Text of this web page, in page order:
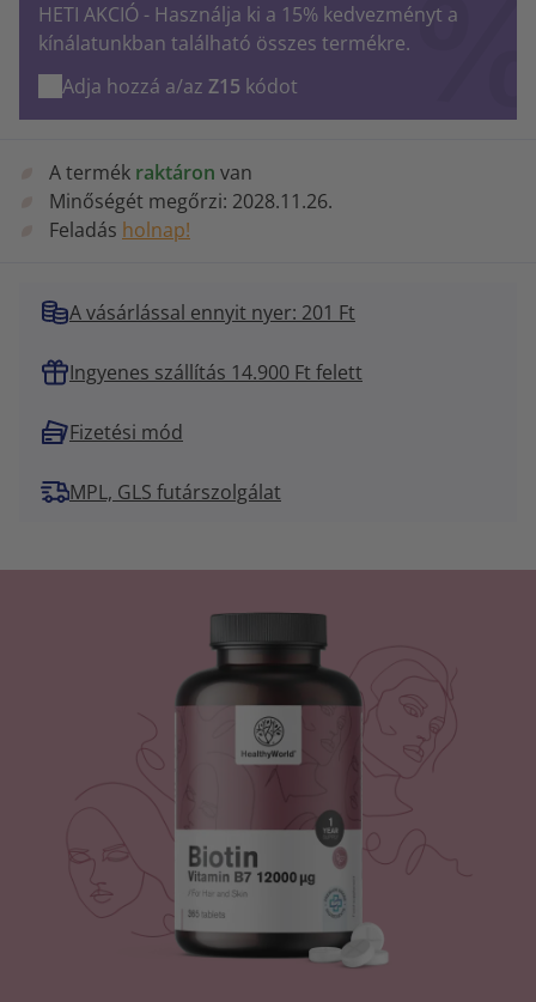
HETI AKCIÓ - Használja ki a 15% kedvezményt a
kínálatunkban található összes termékre.
Adja hozzá a/az Z15 kódot
A termék raktáron van
Minőségét megőrzi: 2028.11.26.
Feladás holnap!
A vásárlással ennyit nyer: 201 Ft
Ingyenes szállítás 14.900 Ft felett
Fizetési mód
MPL, GLS futárszolgálat